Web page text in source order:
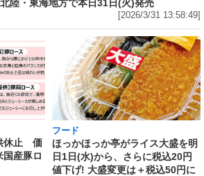
陸・東海地方で本日31日(火)発売
[2026/3/31 13:58:49]
休止 価
産豚ロ
フード
ほっかほっか亭がライス大盛を明
日1日(水)から、さらに税込20円
値下げ! 大盛変更は＋税込50円に